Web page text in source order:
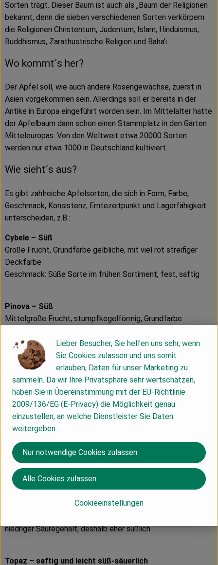
Sorten trägt. Dieser Baum ist auch als „Baum der Religionen
bekannt, denn die sieben verschiedenen Sorten verkörpern
die Religionen Christentum, Judentum, Islam, Hinduismus,
Buddhismus, Zarathustrische Religion und Baha’i.
Wo kommt´s her?
Der Apfel soll, wie auch andere Rosengewächse, zuerst in
Asien vorgekommen sein. Allerdings soll er bereits in der
Antike in Europa eingeführt worden sein. Im Mittelalter hatte
der Apfelbaum dann schon einen Stammplatz in den Gärten
Mitteleuropas. Von den Weltweit etwa 20000 Sorten
werden nur etwa 1000 in Deutschland kultiviert.
Wie sieht´s aus?
Es gibt zahlreiche Apfelsorten, die sich in Form, Farbe,
Geschmack, Konsistenz, Erntezeitpunkt und Lagerfähigkeit
unterscheiden, z.B.:
Cybele – Süß
Große Frucht, Grundfarbe gelbliche, mit viel rot streifiger
Deckfarbe
Geschmack: Süße Sorte im frühen Sortiment, fest, saftig
Pinova – Süß
Mittelgroße Frucht, stumpfkegelförmig, Grundfarbe
Schale etwas rau
Geschmack: Süßlich-säuerlich, aromatisch und fruchtig mit
zunehmender Lagerung süßer werdend
Elstar – Leicht säuerlich
Mittelgroßer, gleichmäßig kugeliger Apfel mit bis zu 2/3
oranger, bis kräftig roter Deckfarbe
Geschmack : Saftiges, feinzelliges Fleisch sehr aromatisch,
kräftig, süß-säuerlich
Gala – Mild
Kleine bis mittelgroße, rundliche Früchte, leuchtend rote
Deckfarbe, je nach Typ verwaschen bis gestreift.
niedriger Säuregehalt, deshalb eher süßlich
Topaz – saftig und leicht süß-säuerlich
Lieber Besucher, Sie helfen uns sehr, wenn
Sie Cookies zulassen und uns somit
erlauben, Daten für unser Marketing zu
sammeln. Da wir Ihre Privatsphäre sehr wertschätzen,
haben Sie in Übereinstimmung mit der EU-Richtlinie
2009/136/EG (E-Privacy) die Möglichkeit genau
einzustellen, an welche Dienstleister Sie Daten
weitergeben.
Cookieeinstellungen
Nur notwendige Cookies zulassen
Alle Cookies zulassen